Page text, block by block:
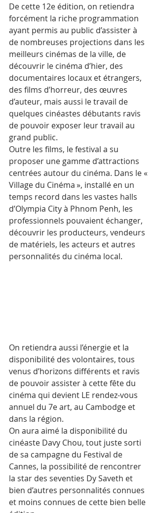
De cette 12e édition, on retiendra
forcément la riche programmation
ayant permis au public d’assister à
de nombreuses projections dans les
meilleurs cinémas de la ville, de
découvrir le cinéma d’hier, des
documentaires locaux et étrangers,
des films d’horreur, des œuvres
d’auteur, mais aussi le travail de
quelques cinéastes débutants ravis
de pouvoir exposer leur travail au
grand public.
Outre les films, le festival a su
proposer une gamme d’attractions
centrées autour du cinéma. Dans le «
Village du Cinéma », installé en un
temps record dans les vastes halls
d’Olympia City à Phnom Penh, les
professionnels pouvaient échanger,
découvrir les producteurs, vendeurs
de matériels, les acteurs et autres
personnalités du cinéma local.
On retiendra aussi l’énergie et la
disponibilité des volontaires, tous
venus d’horizons différents et ravis
de pouvoir assister à cette fête du
cinéma qui devient LE rendez-vous
annuel du 7e art, au Cambodge et
dans la région.
On aura aimé la disponibilité du
cinéaste Davy Chou, tout juste sorti
de sa campagne du Festival de
Cannes, la possibilité de rencontrer
la star des seventies Dy Saveth et
bien d’autres personnalités connues
et moins connues de cette bien belle